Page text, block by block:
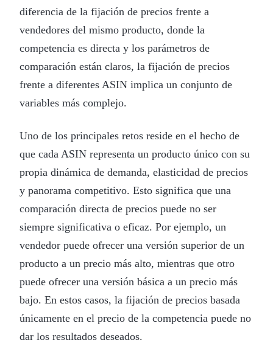
diferencia de la fijación de precios frente a
vendedores del mismo producto, donde la
competencia es directa y los parámetros de
comparación están claros, la fijación de precios
frente a diferentes ASIN implica un conjunto de
variables más complejo.
Uno de los principales retos reside en el hecho de
que cada ASIN representa un producto único con su
propia dinámica de demanda, elasticidad de precios
y panorama competitivo. Esto significa que una
comparación directa de precios puede no ser
siempre significativa o eficaz. Por ejemplo, un
vendedor puede ofrecer una versión superior de un
producto a un precio más alto, mientras que otro
puede ofrecer una versión básica a un precio más
bajo. En estos casos, la fijación de precios basada
únicamente en el precio de la competencia puede no
dar los resultados deseados.